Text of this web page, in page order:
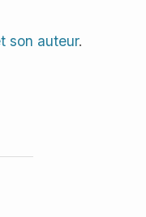
son auteur.